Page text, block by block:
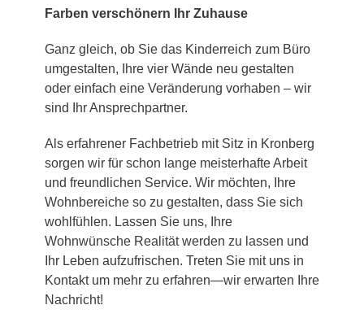
Farben verschönern Ihr Zuhause
Ganz gleich, ob Sie das Kinderreich zum Büro
umgestalten, Ihre vier Wände neu gestalten
oder einfach eine Veränderung vorhaben – wir
sind Ihr Ansprechpartner.
Als erfahrener Fachbetrieb mit Sitz in Kronberg
sorgen wir für schon lange meisterhafte Arbeit
und freundlichen Service. Wir möchten, Ihre
Wohnbereiche so zu gestalten, dass Sie sich
wohlfühlen. Lassen Sie uns, Ihre
Wohnwünsche Realität werden zu lassen und
Ihr Leben aufzufrischen. Treten Sie mit uns in
Kontakt um mehr zu erfahren—wir erwarten Ihre
Nachricht!